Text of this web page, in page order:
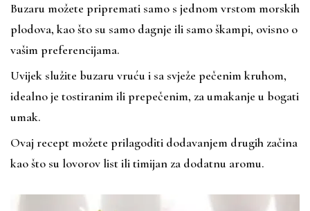
Buzaru možete pripremati samo s jednom vrstom morskih
plodova, kao što su samo dagnje ili samo škampi, ovisno o
vašim preferencijama.
Uvijek služite buzaru vruću i sa svježe pečenim kruhom,
idealno je tostiranim ili prepečenim, za umakanje u bogati
umak.
Ovaj recept možete prilagoditi dodavanjem drugih začina
kao što su lovorov list ili timijan za dodatnu aromu.